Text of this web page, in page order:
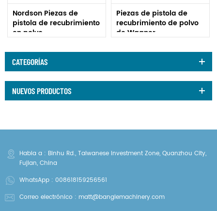
Nordson Piezas de
pistola de recubrimiento
en polvo
Piezas de pistola de
recubrimiento de polvo
de Wagner
CATEGORÍAS
NUEVOS PRODUCTOS
Habla a : Binhu Rd., Taiwanese Investment Zone, Quanzhou City,
Fujian, China
WhatsApp : 008618159256561
Correo electrónico : matt@banglemachinery.com